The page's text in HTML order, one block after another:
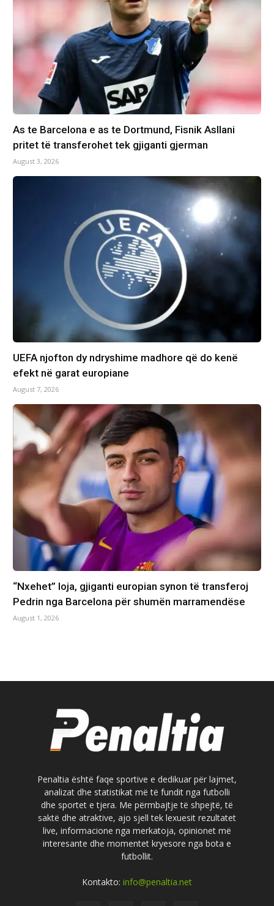
As te Barcelona e as te Dortmund, Fisnik Asllani
pritet të transferohet tek gjiganti gjerman
August 3, 2026
UEFA njofton dy ndryshime madhore që do kenë
efekt në garat europiane
August 7, 2026
“Nxehet” loja, gjiganti europian synon të transferoj
Pedrin nga Barcelona për shumën marramendëse
August 1, 2026
Penaltia është faqe sportive e dedikuar për lajmet,
analizat dhe statistikat më të fundit nga futbolli
dhe sportet e tjera. Me përmbajtje të shpejtë, të
saktë dhe atraktive, ajo sjell tek lexuesit rezultatet
live, informacione nga merkatoja, opinionet më
interesante dhe momentet kryesore nga bota e
futbollit.
Kontakto: info@penaltia.net